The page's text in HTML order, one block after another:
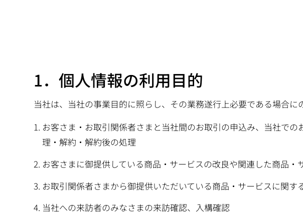
1．個人情報の利用目的
当社は、当社の事業目的に照らし、その業務遂行上必要である場合
お客さま・お取引関係者さまと当社間のお取引の申込み、当社で
理・解約・解約後の処理
お客さまに御提供している商品・サービスの改良や関連した商品
お取引関係者さまから御提供いただいている商品・サービスに関す
当社への来訪者のみなさまの来訪確認、入構確認